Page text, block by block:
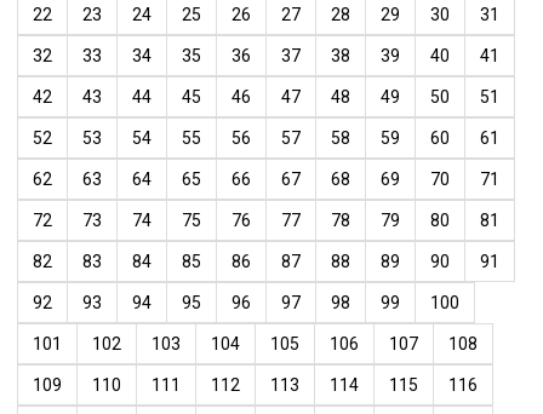
22 23 24 25 26 27 28 29 30 31
32 33 34 35 36 37 38 39 40 41
42 43 44 45 46 47 48 49 50 51
52 53 54 55 56 57 58 59 60 61
62 63 64 65 66 67 68 69 70 71
72 73 74 75 76 77 78 79 80 81
82 83 84 85 86 87 88 89 90 91
92 93 94 95 96 97 98 99 100
101 102 103 104 105 106 107 108
109 110 111 112 113 114 115 116